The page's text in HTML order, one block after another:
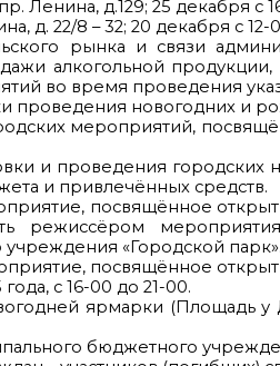
Ленина, д.129; 25 декабря с
д. 22/8 – 32; 20 декабря с
рынка и связи
алкогольной
во время проведения
проведения новогодних и
мероприятий,
и проведения городских
и привлечённых средств.
посвящённое
режиссёром
«Городской
посвящённое
с 16-00 до 21-00.
ярмарки (Площадь у
бюджетного